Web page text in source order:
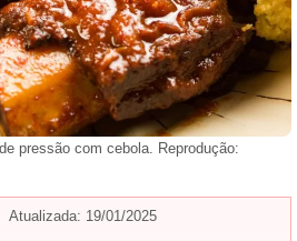
pressão com cebola. Reprodução:
Atualizada: 19/01/2025